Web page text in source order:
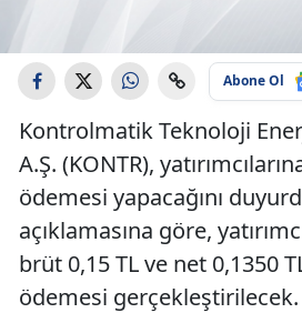
Abone Ol
Kontrolmatik Teknoloji
A.Ş. (KONTR),
ödemesi yapacağını
açıklamasına göre,
brüt 0,15 TL ve net 0,1350
ödemesi